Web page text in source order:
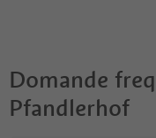
Domande
Pfandlerhof